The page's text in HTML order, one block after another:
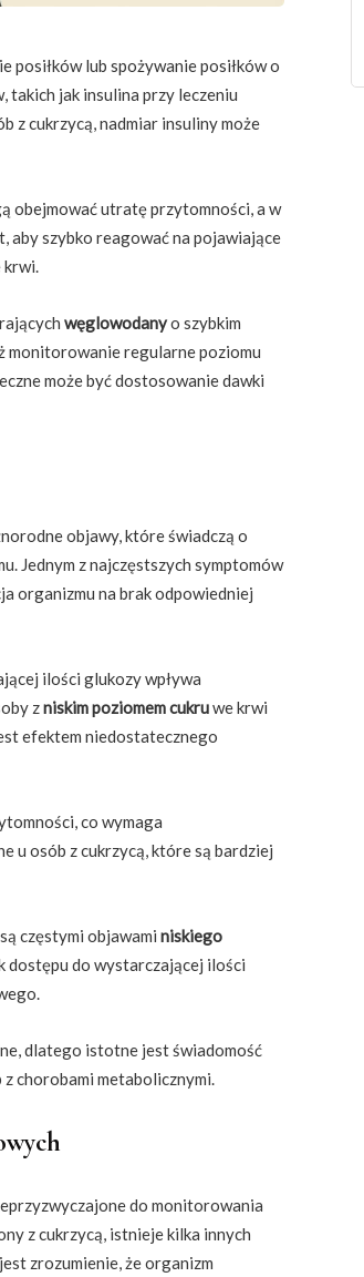
posiłków lub spożywanie posiłków o
jak insulina przy leczeniu
z cukrzycą, nadmiar insuliny może
obejmować utratę przytomności, a w
aby szybko reagować na pojawiające
krwi.
węglowodanyo szybkim
monitorowanie regularne poziomu
może być dostosowanie dawki
objawy, które świadczą o
Jednym z najczęstszych symptomów
organizmu na brak odpowiedniej
ilości glukozy wpływa
zniskim poziomem cukruwe krwi
efektem niedostatecznego
co wymaga
u osób z cukrzycą, które są bardziej
częstymi objawami niskiego
dostępu do wystarczającej ilości
dlatego istotne jest świadomość
chorobami metabolicznymi.
do monitorowania
z cukrzycą, istnieje kilka innych
zrozumienie, że organizm